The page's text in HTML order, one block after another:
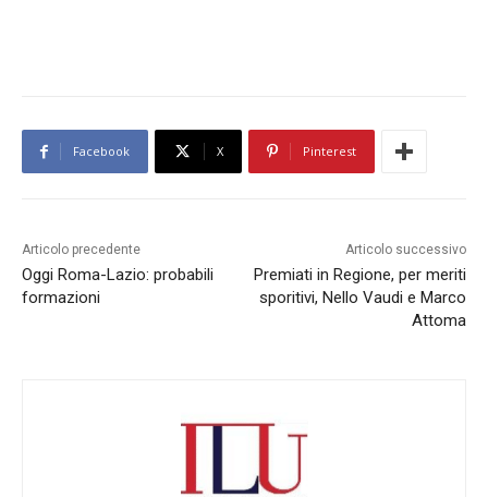
Facebook X Pinterest
Articolo precedente
Oggi Roma-Lazio: probabili
formazioni
Articolo successivo
Premiati in Regione, per meriti
sporitivi, Nello Vaudi e Marco
Attoma